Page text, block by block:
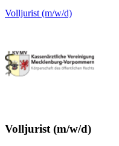
Volljurist (m/w/d)
Volljurist (m/w/d)